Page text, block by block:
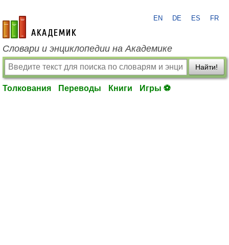
academic.ru
EN DE ES FR
Словари и энциклопедии на Академике
Найти!
Толкования Переводы Книги Игры ⚽